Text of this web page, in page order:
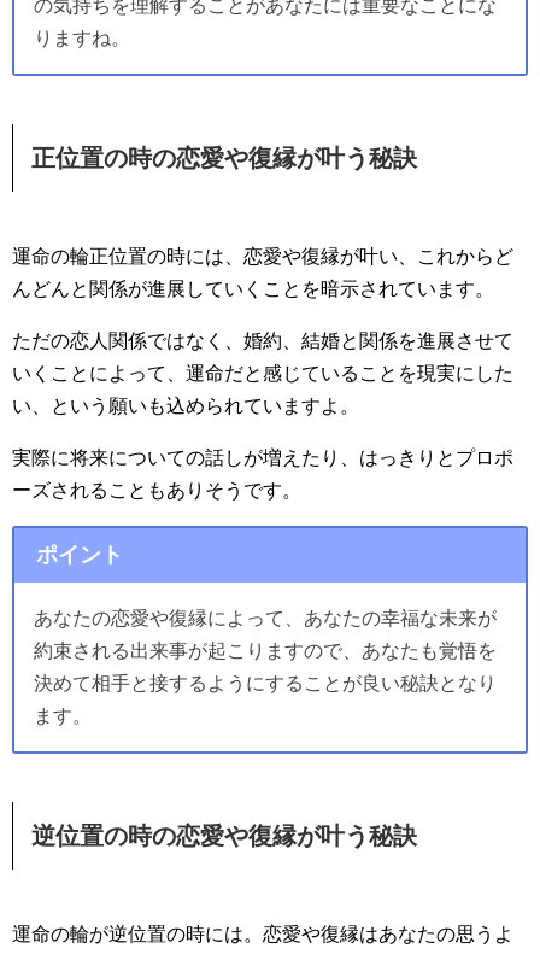
の気持ちを理解することがあなたには重要なことにな
りますね。
正位置の時の恋愛や復縁が叶う秘訣
運命の輪正位置の時には、恋愛や復縁が叶い、これからど
んどんと関係が進展していくことを暗示されています。
ただの恋人関係ではなく、婚約、結婚と関係を進展させて
いくことによって、運命だと感じていることを現実にした
い、という願いも込められていますよ。
実際に将来についての話しが増えたり、はっきりとプロポ
ーズされることもありそうです。
ポイント
あなたの恋愛や復縁によって、あなたの幸福な未来が
約束される出来事が起こりますので、あなたも覚悟を
決めて相手と接するようにすることが良い秘訣となり
ます。
逆位置の時の恋愛や復縁が叶う秘訣
運命の輪が逆位置の時には。恋愛や復縁はあなたの思うよ